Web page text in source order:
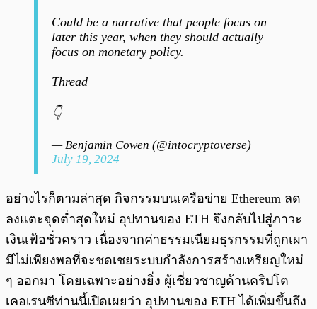
Could be a narrative that people focus on
later this year, when they should actually
focus on monetary policy.
Thread
👇
— Benjamin Cowen (@intocryptoverse)
July 19, 2024
อย่างไรก็ตามล่าสุด กิจกรรมบนเครือข่าย Ethereum ลด
ลงแตะจุดต่ำสุดใหม่ อุปทานของ ETH จึงกลับไปสู่ภาวะ
เงินเฟ้อชั่วคราว เนื่องจากค่าธรรมเนียมธุรกรรมที่ถูกเผา
มีไม่เพียงพอที่จะชดเชยระบบกำลังการสร้างเหรียญใหม่
ๆ ออกมา โดยเฉพาะอย่างยิ่ง ผู้เชี่ยวชาญด้านคริปโต
เคอเรนซีท่านนี้เปิดเผยว่า อุปทานของ ETH ได้เพิ่มขึ้นถึง